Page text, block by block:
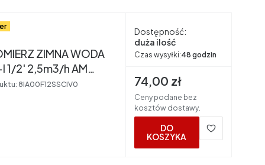
ZIMNA WODA
1/2' 2,5m3/h AM
8IA00F12SSCIV0
Dostępność:
duża ilość
Czas wysyłki:48 godzin
Cena brutto
74,00 zł
Ceny podane bez
kosztów dostawy.
DO
KOSZYKA